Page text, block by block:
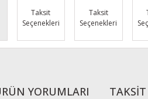
Taksit
Seçenekleri
Taksit
Seçenekleri
YORUMLARI TAKSİT